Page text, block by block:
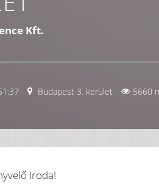
Kft.
Budapest 3. kerület 5660
Iroda!